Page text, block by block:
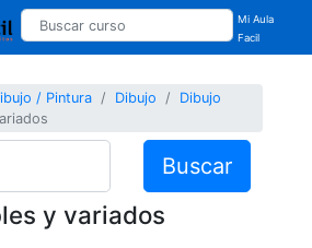
Mi Aula
Facil
/ Pintura Dibujo
Dibujo
Buscar
y variados